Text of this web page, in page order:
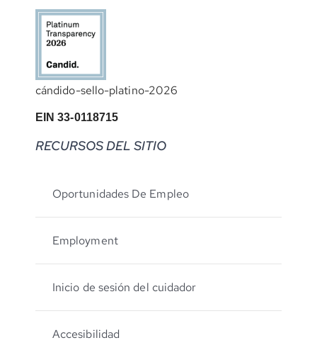
cándido-sello-platino-2026
EIN 33-0118715
RECURSOS DEL SITIO
Oportunidades De Empleo
Employment
Inicio de sesión del cuidador
Accesibilidad